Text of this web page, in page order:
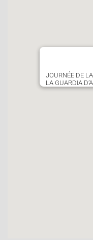
JOURNÉE DE
LA GUARDIA